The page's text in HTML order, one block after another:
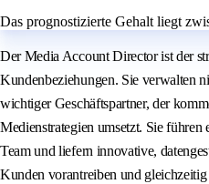
Das prognostizierte Gehalt liegt
Der Media Account Director ist der
Kundenbeziehungen. Sie verwalten
wichtiger Geschäftspartner, der
Medienstrategien umsetzt. Sie führen
Team und liefern innovative,
Kunden vorantreiben und